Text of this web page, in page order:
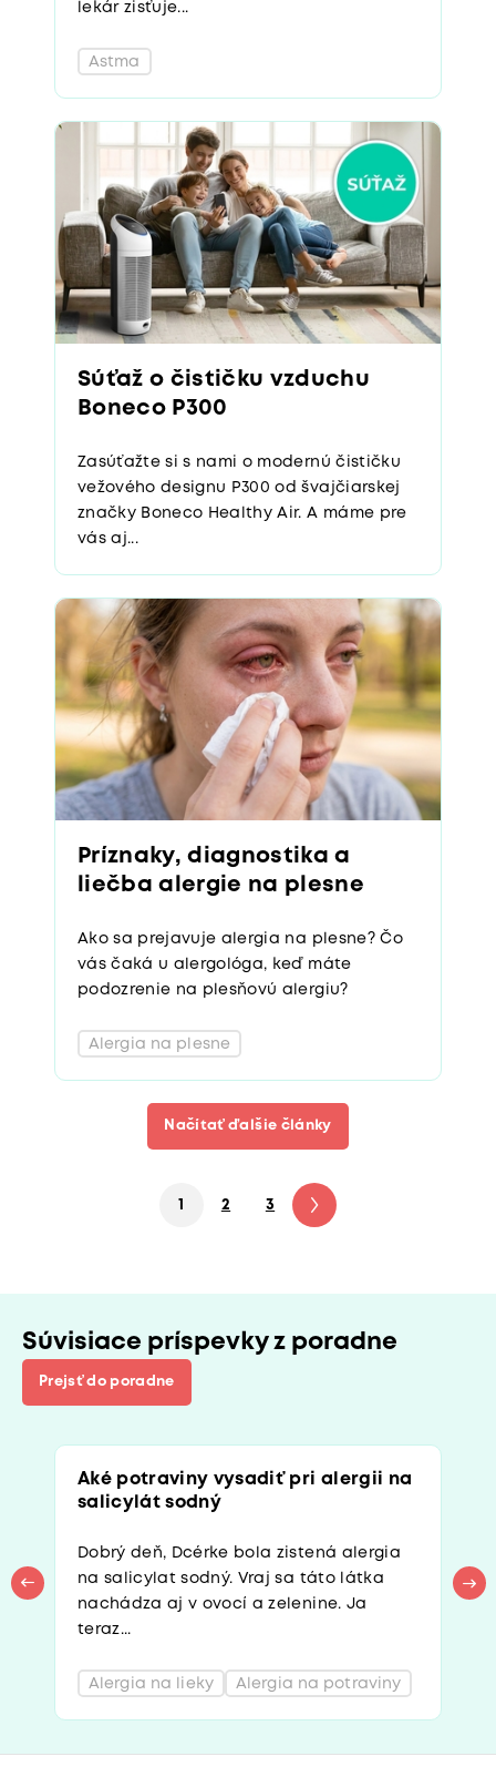
lekár zisťuje...
Astma
Súťaž o čističku vzduchu
Boneco P300
Zasúťažte si s nami o modernú čističku
vežového designu P300 od švajčiarskej
značky Boneco Healthy Air. A máme pre
vás aj...
Príznaky, diagnostika a
liečba alergie na plesne
Ako sa prejavuje alergia na plesne? Čo
vás čaká u alergológa, keď máte
podozrenie na plesňovú alergiu?
Alergia na plesne
Načítať ďalšie články
1 2 3 4
Súvisiace príspevky z poradne
Prejsť do poradne
Aké potraviny vysadiť pri alergii na
salicylát sodný
Dobrý deň, Dcérke bola zistená alergia
na salicylat sodný. Vraj sa táto látka
nachádza aj v ovocí a zelenine. Ja
teraz...
Alergia na lieky Alergia na potraviny